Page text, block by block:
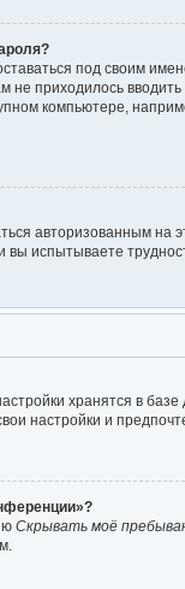
под своим
не приходилось
компьютере,
авторизованным
испытываете
хранятся в
настройки и
Скрывать моё